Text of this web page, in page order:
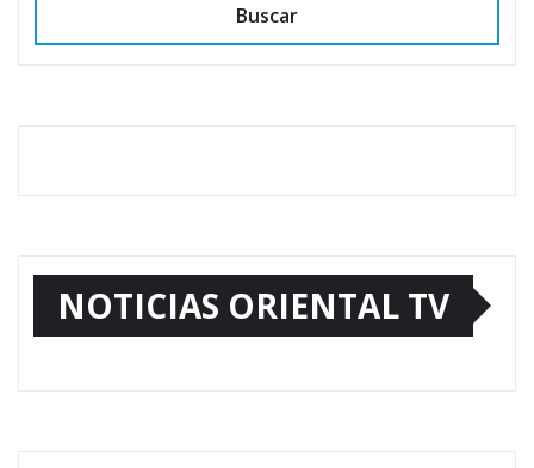
Buscar
NOTICIAS ORIENTAL TV